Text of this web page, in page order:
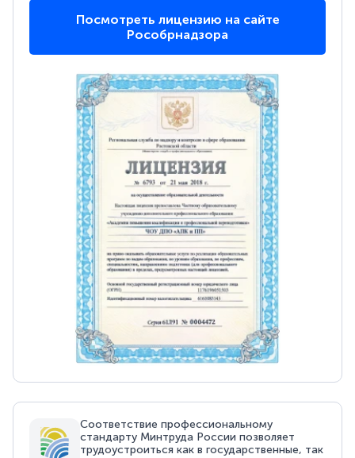
Посмотреть лицензию на сайте
Рособрнадзора
Соответствие профессиональному
стандарту Минтруда России позволяет
трудоустроиться как в государственные, так